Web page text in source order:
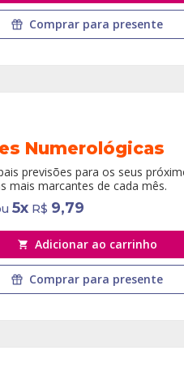
Comprar para presente
Numerológicas
previsões para os seus
mais marcantes de cada mês.
5x R$ 9,79
Adicionar ao carrinho
Comprar para presente